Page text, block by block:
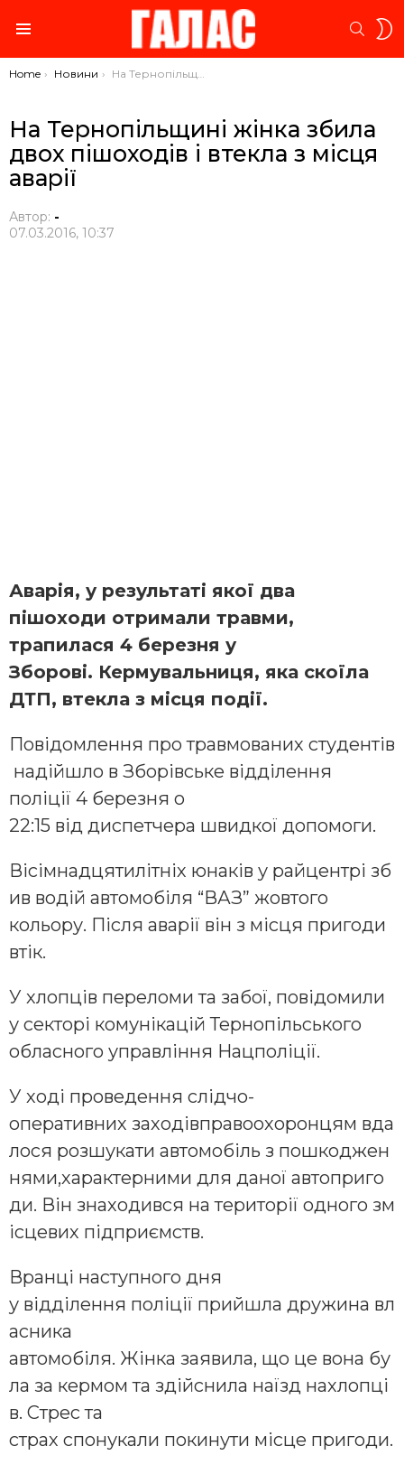
You are here:
Home Новини На Тернопільщині жінка збила двох пішоходів і втекла з місця аварії
На Тернопільщині жінка збила
двох пішоходів і втекла з місця
аварії
Автор: -
07.03.2016, 10:37
Аварія, у результаті якої два
пішоходи отримали травми,
трапилася 4 березня у
Зборові. Кермувальниця, яка скоїла
ДТП, втекла з місця події.
Повідомлення про травмованих студентів
надійшло в Зборівське відділення
поліції 4 березня о
22:15 від диспетчера швидкої допомоги.
Вісімнадцятилітніх юнаків у райцентрі зб
ив водій автомобіля “ВАЗ” жовтого
кольору. Після аварії він з місця пригоди
втік.
У хлопців переломи та забої, повідомили
у секторі комунікацій Тернопільського
обласного управління Нацполіції.
У ході проведення слідчо-
оперативних заходівправоохоронцям вда
лося розшукати автомобіль з пошкоджен
нями,характерними для даної автоприго
ди. Він знаходився на території одного зм
ісцевих підприємств.
Вранці наступного дня
у відділення поліції прийшла дружина вл
асника
автомобіля. Жінка заявила, що це вона бу
ла за кермом та здійснила наїзд нахлопці
в. Стрес та
страх спонукали покинути місце пригоди.